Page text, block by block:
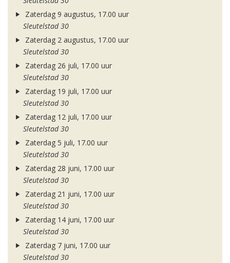
Zaterdag 9 augustus, 17.00 uur
Sleutelstad 30
Zaterdag 2 augustus, 17.00 uur
Sleutelstad 30
Zaterdag 26 juli, 17.00 uur
Sleutelstad 30
Zaterdag 19 juli, 17.00 uur
Sleutelstad 30
Zaterdag 12 juli, 17.00 uur
Sleutelstad 30
Zaterdag 5 juli, 17.00 uur
Sleutelstad 30
Zaterdag 28 juni, 17.00 uur
Sleutelstad 30
Zaterdag 21 juni, 17.00 uur
Sleutelstad 30
Zaterdag 14 juni, 17.00 uur
Sleutelstad 30
Zaterdag 7 juni, 17.00 uur
Sleutelstad 30